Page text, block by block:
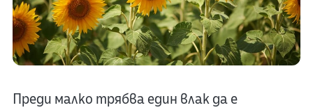
Преди малко трябва един влак да е